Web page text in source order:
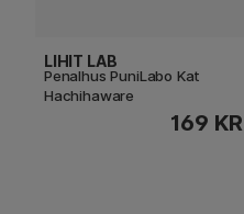
LIHIT LAB
Penalhus PuniLabo Kat
Hachihaware
169 KR